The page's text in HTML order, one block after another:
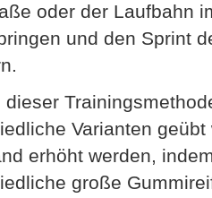
oder der Laufbahn
und den Sprint
dieser
Varianten
erhöht werden,
große